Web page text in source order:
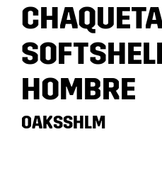
HOMBRE
OAKSSHLM